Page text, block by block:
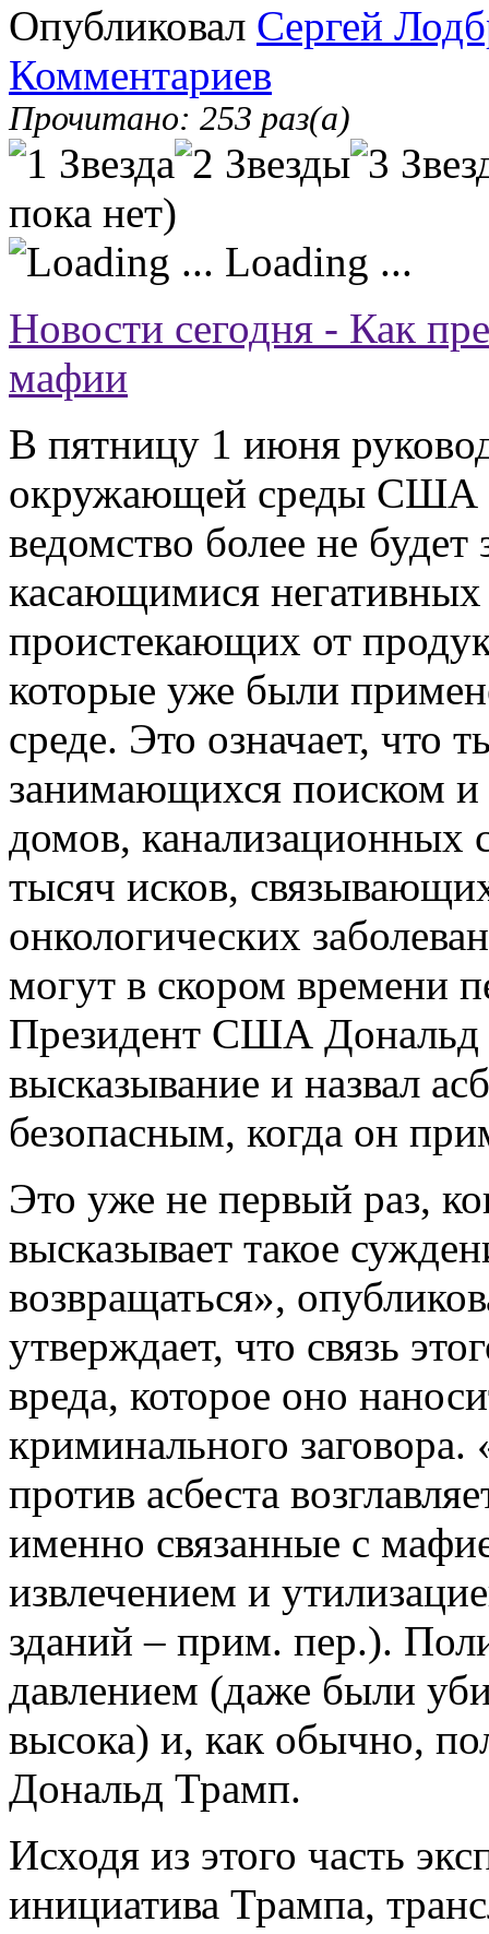
Опубликовал Сергей
Комментариев
Прочитано: 253 раз(а)
пока нет)
Loading ...
Новости сегодня - Как
мафии
В пятницу 1 июня
окружающей среды США
ведомство более не
касающимися
проистекающих от
которые уже были
среде. Это означает, что
занимающихся поиском и
домов, канализационных
тысяч исков,
онкологических
могут в скором времени
Президент США Дональд
высказывание и назвал
безопасным, когда он
Это уже не первый раз,
высказывает такое
возвращаться»,
утверждает, что связь
вреда, которое оно
криминального
против асбеста
именно связанные с
извлечением и
зданий – прим. пер.).
давлением (даже были
высока) и, как обычно,
Дональд Трамп.
Исходя из этого часть
инициатива Трампа,